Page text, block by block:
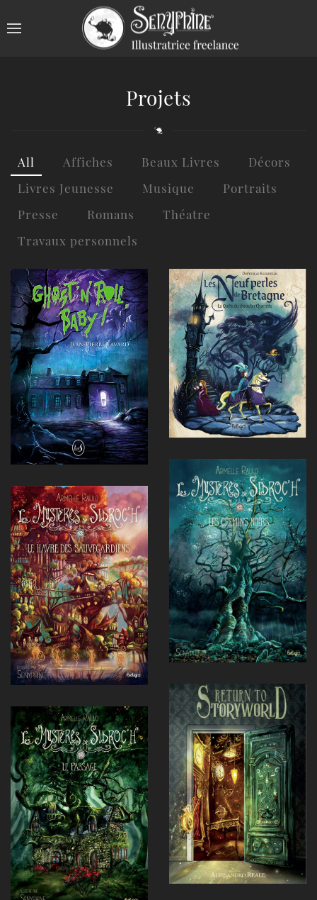
Projets
All Affiches Beaux Livres
Décors
Livres Jeunesse
Musique
Portraits
Presse
Romans
Théatre
Travaux personnels
Voir
Voir
Voir Voir
Voir
Voir